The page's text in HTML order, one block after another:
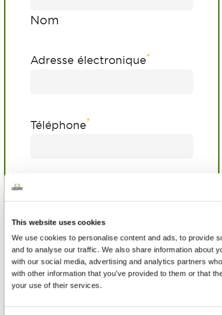
This website uses cookies
We use cookies to personalise content and ads, to provide
and to analyse our traffic. We also share information about
with our social media, advertising and analytics partners
with other information that you’ve provided to them or that
your use of their services.
Nom
Adresse électronique*
Téléphone*
Adresse postale
Ville